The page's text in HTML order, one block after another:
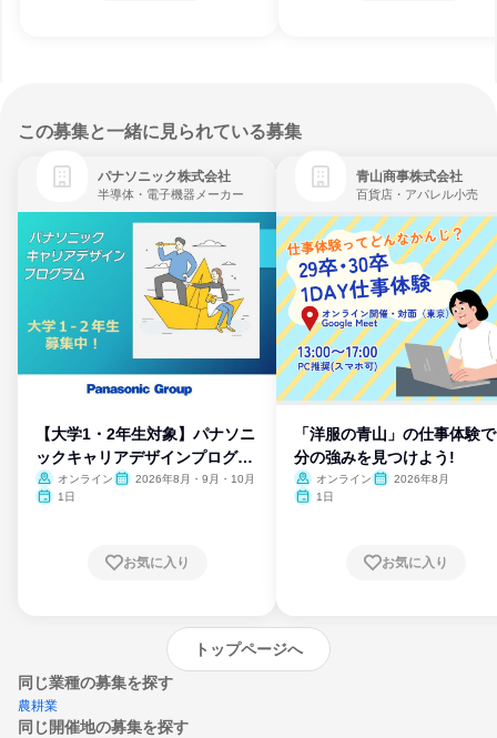
この募集と一緒に見られている募集
パナソニック株式会社
半導体・電子機器メーカー
【大学1・2年生対象】パナソニ
ックキャリアデザインプログラ
ム
オンライン
2026年8月・9月・10月
1日
お気に入り
青山商事株式会社
百貨店・アパレル小売
「洋服の青山」の仕事体験
分の強みを見つけよう!
オンライン
2026年8月
1日
お気に入り
トップページへ
同じ業種の募集を探す
農耕業
同じ開催地の募集を探す